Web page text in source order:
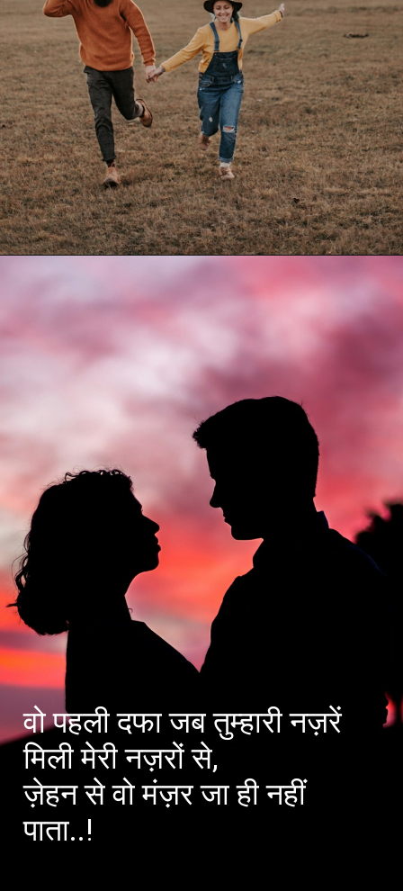
वो पहली दफा जब तुम्हारी नज़रें
मिली मेरी नज़रों से,
ज़ेहन से वो मंज़र जा ही नहीं
पाता..!